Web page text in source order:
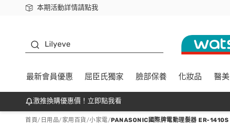
本期活動詳情請點我
下載app最高回饋$350
Lilyeve
最新會員優惠 屈臣氏獨家 臉部保養 化妝品 醫美
激推換購優惠價！立即點我看
首頁/ 日用品/ 家用百貨/小家電/PANASONIC國際牌電動理髮器 ER-1410S